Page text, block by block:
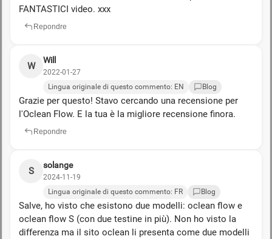
FANTASTICI video. xxx
Repondre
W
Will
2022-01-27
Lingua originale di questo commento: EN Blog
Grazie per questo! Stavo cercando una recensione per
l'Oclean Flow. E la tua è la migliore recensione finora.
Repondre
S
solange
2024-11-19
Lingua originale di questo commento: FR Blog
Salve, ho visto che esistono due modelli: oclean flow e
oclean flow S (con due testine in più). Non ho visto la
differenza ma il sito oclean li presenta come due modelli